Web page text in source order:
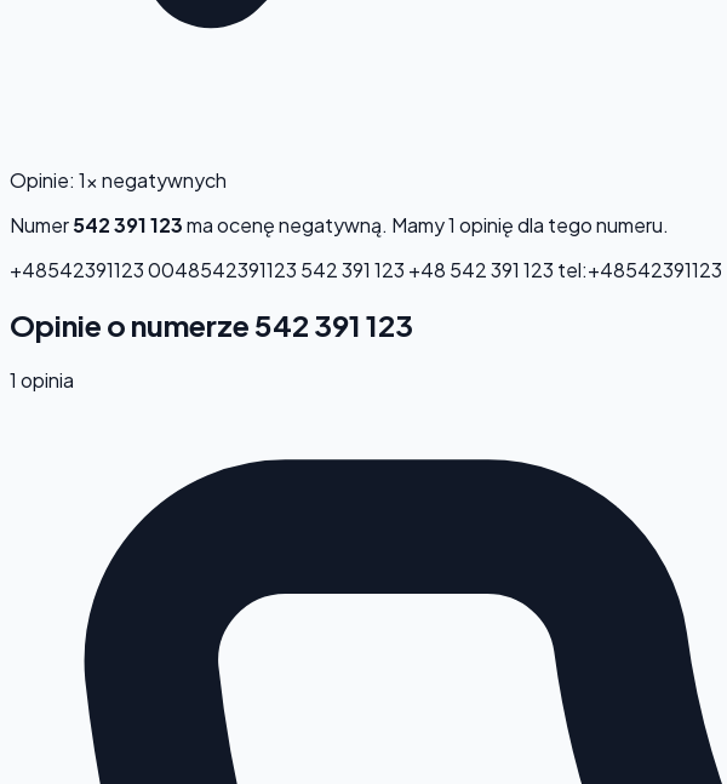
Opinie: 1x negatywnych
Numer542 391 123ma ocenęnegatywną. Mamy 1 opinię dla tego numeru.
+485423911230048542391123 542 391 123 +48 542 391 123 tel:+48542391123
Opinie o numerze 542 391 123
1 opinia